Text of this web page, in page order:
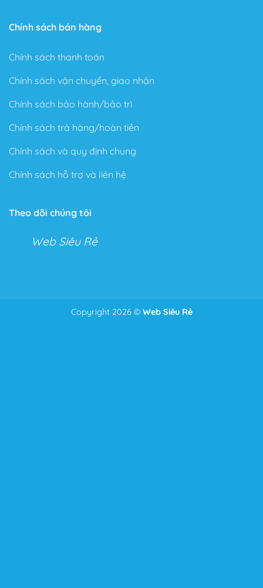
Chính sách bán hàng
Chính sách thanh toán
Chính sách vận chuyển, giao nhận
Chính sách bảo hành/bảo trì
Chính sách trả hàng/hoàn tiền
Chính sách và quy định chung
Chính sách hỗ trợ và liên hệ
Theo dõi chúng tôi
Web Siêu Rẻ
Copyright 2026 © Web Siêu Rẻ